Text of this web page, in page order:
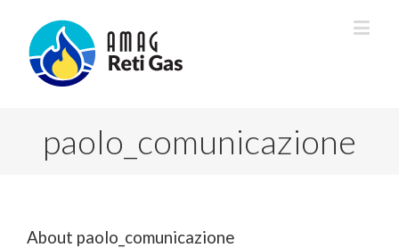
paolo_comunicazione
About paolo_comunicazione